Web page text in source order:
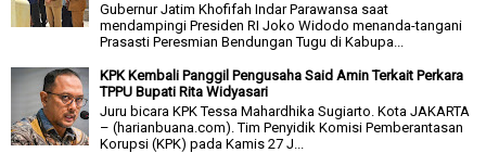
Gubernur Jatim Khofifah Indar Parawansa saat
mendampingi Presiden RI Joko Widodo menanda-tangani
Prasasti Peresmian Bendungan Tugu di Kabupa...
KPK Kembali Panggil Pengusaha Said Amin Terkait Perkara
TPPU Bupati Rita Widyasari
Juru bicara KPK Tessa Mahardhika Sugiarto. Kota JAKARTA
– (harianbuana.com). Tim Penyidik Komisi Pemberantasan
Korupsi (KPK) pada Kamis 27 J...